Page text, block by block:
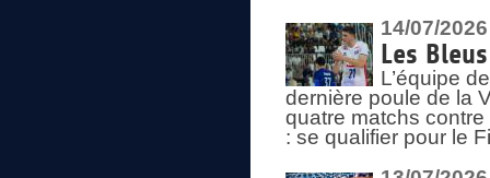
14/07/2026
Les
L’équipe
dernière poule de la
quatre matchs
: se qualifier pour le